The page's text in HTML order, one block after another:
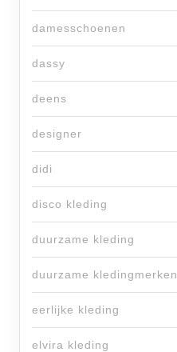
damesschoenen
dassy
deens
designer
didi
disco kleding
duurzame kleding
duurzame kledingmerken
eerlijke kleding
elvira kleding